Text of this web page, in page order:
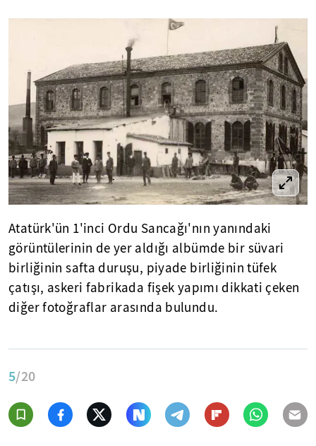
Atatürk'ün 1'inci Ordu Sancağı'nın yanındaki
görüntülerinin de yer aldığı albümde bir süvari
birliğinin safta duruşu, piyade birliğinin tüfek
çatışı, askeri fabrikada fişek yapımı dikkati çeken
diğer fotoğraflar arasında bulundu.
5/20